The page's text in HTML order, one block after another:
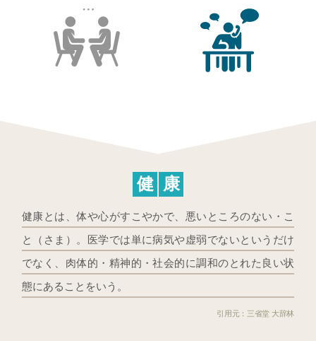
健 康
健康とは、体や心がすこやかで、悪いところのない・こ
と（さま）。医学では単に病気や虚弱でないというだけ
でなく、肉体的・精神的・社会的に調和のとれた良い状
態にあることをいう。
三省堂 大辞林